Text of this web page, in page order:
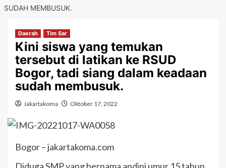
SUDAH MEMBUSUK.
Daerah Tim Sar
Kini siswa yang temukan
tersebut di latikan ke RSUD
Bogor, tadi siang dalam keadaan
sudah membusuk.
Jakartakoma Oktober 17, 2022
Bogor – jakartakoma.com